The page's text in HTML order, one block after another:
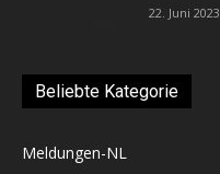
22. Juni 2023
Beliebte Kategorie
Meldungen-NL